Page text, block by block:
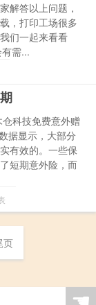
解答以上问题，
，打印工场很多
们一起来看看
需...
科技免费意外赠
据显示，大部分
有效的。一些保
短期意外险，而
页